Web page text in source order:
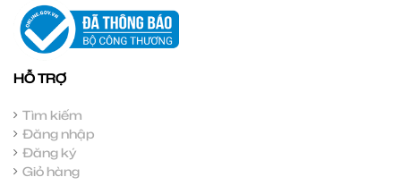
HỖ TRỢ
Tìm kiếm
Đăng nhập
Đăng ký
Giỏ hàng